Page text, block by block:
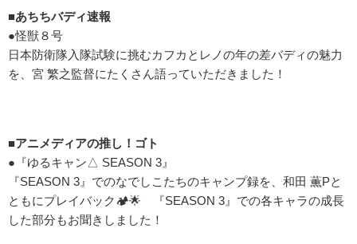
■あちちバディ速報
●怪獣８号
日本防衛隊入隊試験に挑むカフカとレノの年の差バディの魅力
を、宮 繁之監督にたくさん語っていただきました！
■アニメディアの推し！ゴト
●『ゆるキャン△ SEASON 3』
『SEASON 3』でのなでしこたちのキャンプ録を、和田 薫Pと
ともにプレイバック🏕🌟 『SEASON 3』での各キャラの成長
した部分もお聞きしました！